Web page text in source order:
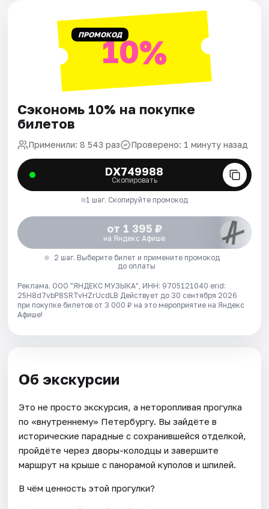
ПРОМОКОД10%
Сэкономь 10% на покупке
билетов
Применили: 8 543 раз Проверено: 1 минуту назад
DX749988
Скопировать
1 шаг. Скопируйте промокод
от 1 395 ₽
на Яндекс Афише
2 шаг. Выберите билет и примените промокод
до оплаты
Реклама. ООО "ЯНДЕКС МУЗЫКА", ИНН: 9705121040 erid:
25H8d7vbP8SRTvHZrUcdLB Действует до 30 сентября 2026
при покупке билетов от 3 000 ₽ на это мероприятие на Яндекс
Афише!
Об экскурсии
Это не просто экскурсия, а неторопливая прогулка
по «внутреннему» Петербургу. Вы зайдёте в
исторические парадные с сохранившейся отделкой,
пройдёте через дворы-колодцы и завершите
маршрут на крыше с панорамой куполов и шпилей.
В чём ценность этой прогулки?